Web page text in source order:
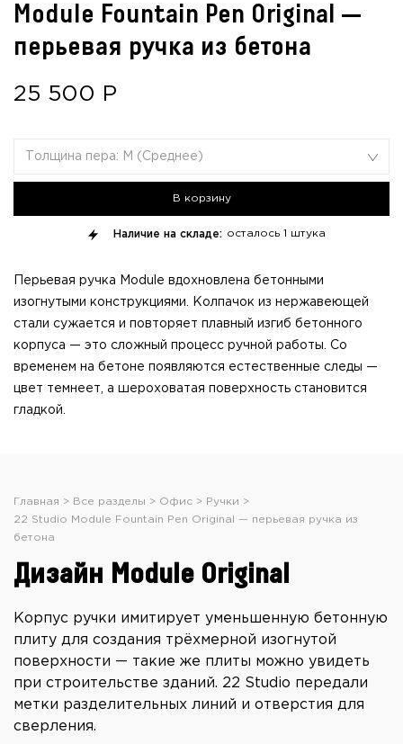
Module Fountain Pen Original —
перьевая ручка из бетона
25 500 Р
Толщина пера: М (Среднее)
В корзину
Наличие на складе: осталось 1 штука
Перьевая ручка Module вдохновлена бетонными
изогнутыми конструкциями. Колпачок из нержавеющей
стали сужается и повторяет плавный изгиб бетонного
корпуса — это сложный процесс ручной работы. Со
временем на бетоне появляются естественные следы —
цвет темнеет, а шероховатая поверхность становится
гладкой.
Главная Все разделы Офис
Ручки
22 Studio Module Fountain Pen Original — перьевая ручка из
бетона
Дизайн Module Original
Корпус ручки имитирует уменьшенную бетонную
плиту для создания трёхмерной изогнутой
поверхности — такие же плиты можно увидеть
при строительстве зданий. 22 Studio передали
метки разделительных линий и отверстия для
сверления.